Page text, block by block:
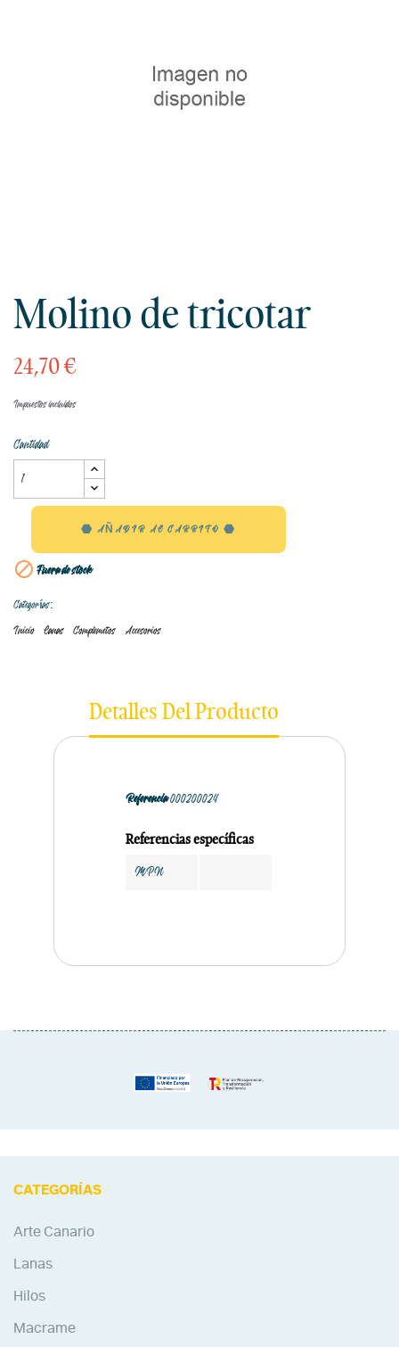
Molino de tricotar
24,70 €
Impuestos incluidos
Cantidad
AÑADIR AL CARRITO
 Fuera de stock
Categorías:
Inicio Lanas Complemetos Accesorios
Detalles Del Producto
Referencia000200024
Referencias específicas
MPN
CATEGORÍAS
Arte Canario
Lanas
Hilos
Macrame